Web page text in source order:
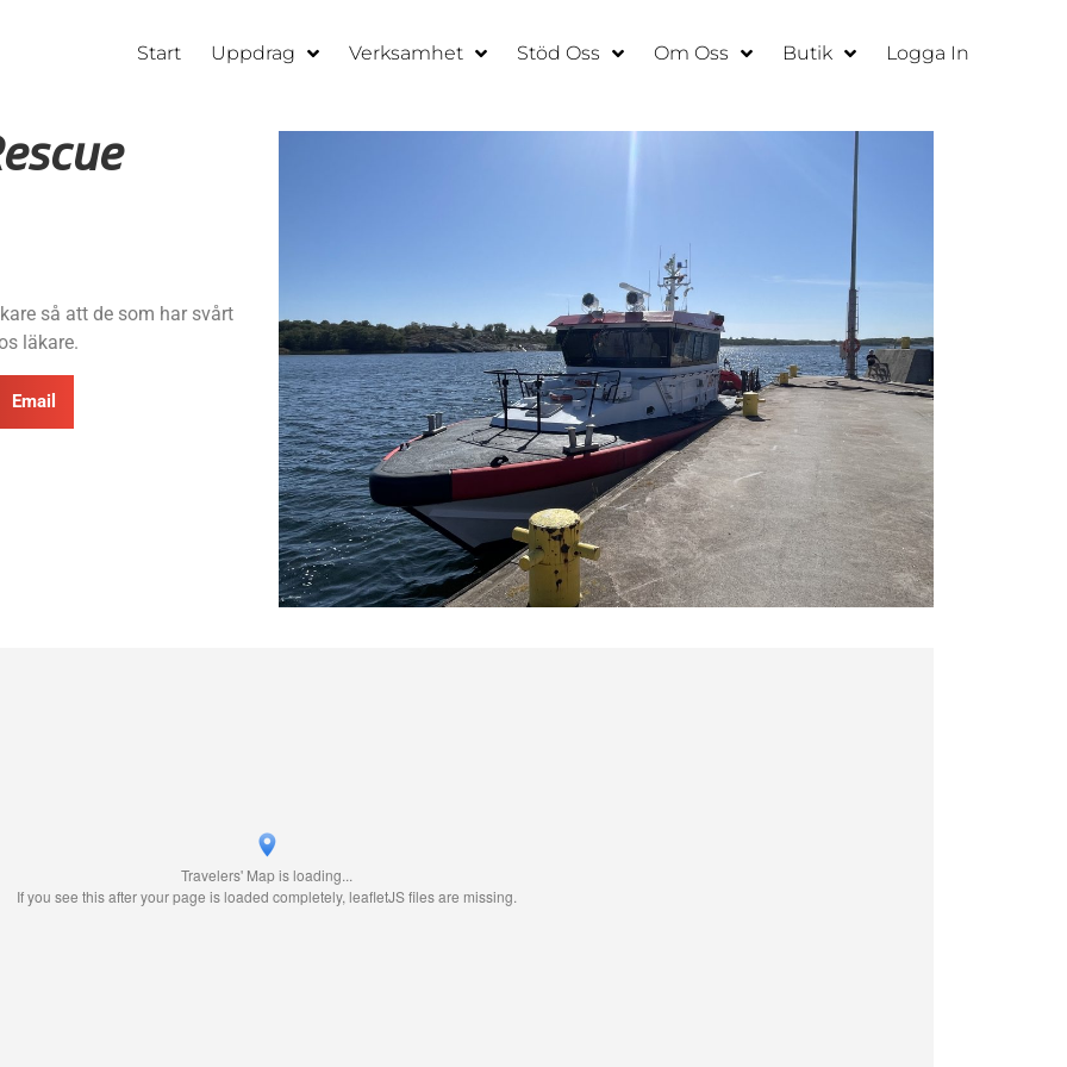
Start Uppdrag Verksamhet Stöd Oss Om Oss Butik Logga In
så att de som har svårt
läkare.
Email
Travelers' Map is loading...
If you see this after your page is loaded completely, leafletJS files are missing.